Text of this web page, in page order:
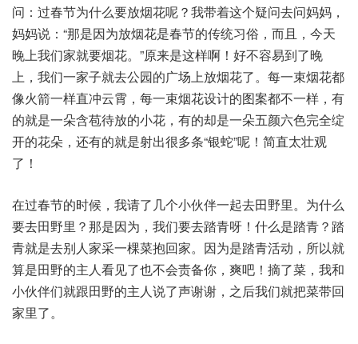
问：过春节为什么要放烟花呢？我带着这个疑问去问妈妈，
妈妈说：“那是因为放烟花是春节的传统习俗，而且，今天
晚上我们家就要烟花。”原来是这样啊！好不容易到了晚
上，我们一家子就去公园的广场上放烟花了。每一束烟花都
像火箭一样直冲云霄，每一束烟花设计的图案都不一样，有
的就是一朵含苞待放的小花，有的却是一朵五颜六色完全绽
开的花朵，还有的就是射出很多条“银蛇”呢！简直太壮观
了！
在过春节的时候，我请了几个小伙伴一起去田野里。为什么
要去田野里？那是因为，我们要去踏青呀！什么是踏青？踏
青就是去别人家采一棵菜抱回家。因为是踏青活动，所以就
算是田野的主人看见了也不会责备你，爽吧！摘了菜，我和
小伙伴们就跟田野的主人说了声谢谢，之后我们就把菜带回
家里了。